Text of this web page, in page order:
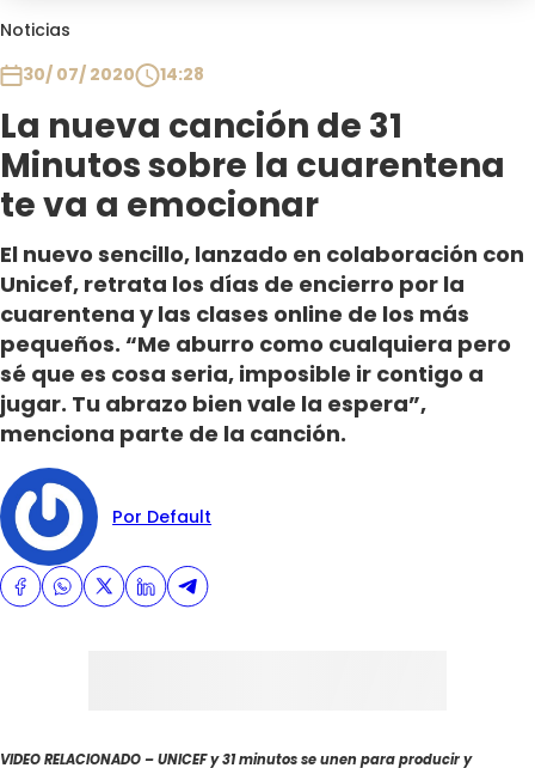
Noticias
30/ 07/ 2020
14:28
La nueva canción de 31
Minutos sobre la cuarentena
te va a emocionar
El nuevo sencillo, lanzado en colaboración con
Unicef, retrata los días de encierro por la
cuarentena y las clases online de los más
pequeños. “Me aburro como cualquiera pero
sé que es cosa seria, imposible ir contigo a
jugar. Tu abrazo bien vale la espera”,
menciona parte de la canción.
Por Default
VIDEO RELACIONADO – UNICEF y 31 minutos se unen para producir y
Plan Perfecto
El Tiempo
Sabingo
Todos Los Programas